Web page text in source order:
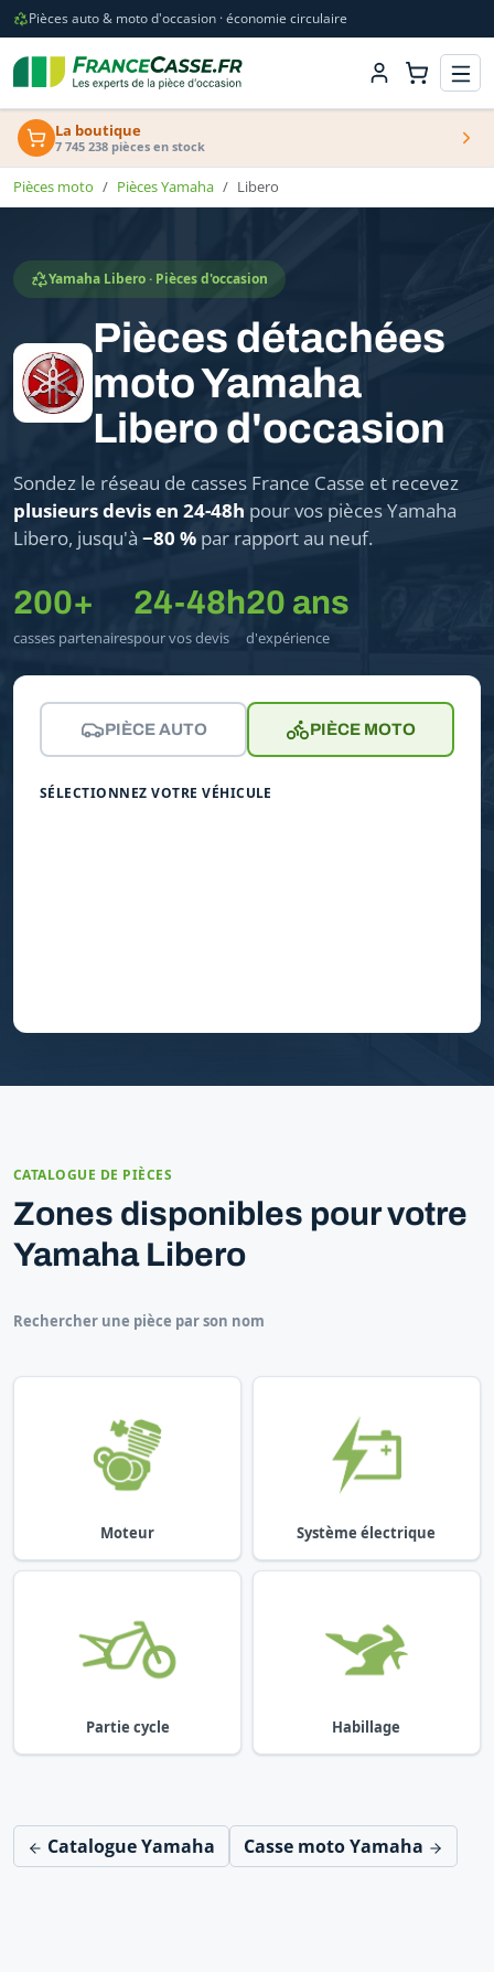
Pièces auto & moto d'occasion · économie circulaire
La boutique
7 745 238 pièces en stock
Pièces moto Pièces Yamaha Libero
Yamaha Libero · Pièces d'occasion
Pièces détachées
moto Yamaha
Libero d'occasion
Sondez le réseau de casses France Casse et recevez
plusieurs devis en 24-48h pour vos pièces Yamaha
Libero, jusqu'à −80 % par rapport au neuf.
200+
casses partenaires
24-48h
pour vos devis
20 ans
d'expérience
PIÈCE AUTO PIÈCE MOTO
SÉLECTIONNEZ VOTRE VÉHICULE
CATALOGUE DE PIÈCES
Zones disponibles pour votre
Yamaha Libero
Rechercher une pièce par son nom
Moteur Système électrique
Partie cycle Habillage
Catalogue Yamaha Casse moto Yamaha